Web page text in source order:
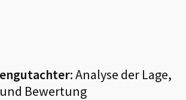
Analyse der Lage,
Bewertung